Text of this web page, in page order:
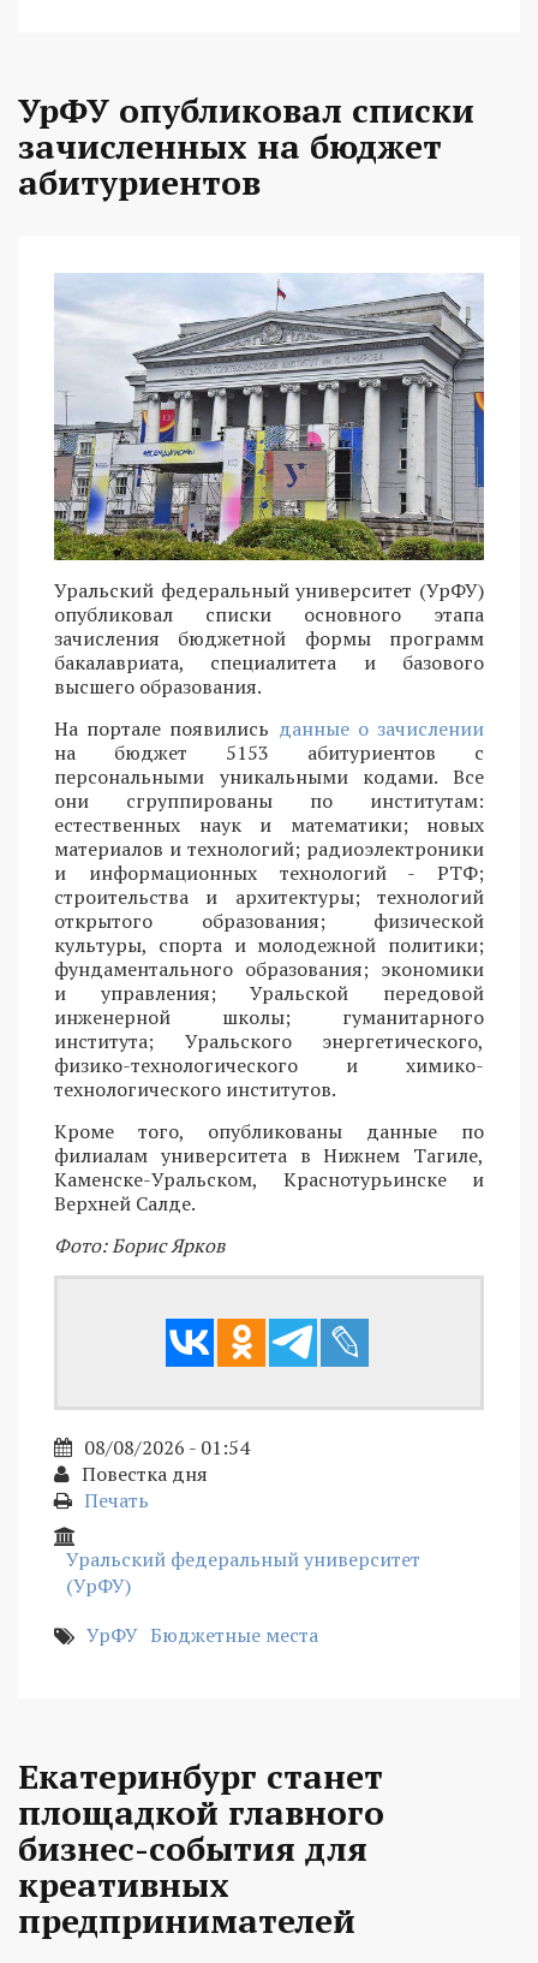
УрФУ опубликовал списки
зачисленных на бюджет
абитуриентов
Уральский федеральный университет (УрФУ)
опубликовал списки основного этапа
зачисления бюджетной формы программ
бакалавриата, специалитета и базового
высшего образования.
На портале появились данные о зачислении
на бюджет 5153 абитуриентов с
персональными уникальными кодами. Все
они сгруппированы по институтам:
естественных наук и математики; новых
материалов и технологий; радиоэлектроники
и информационных технологий - РТФ;
строительства и архитектуры; технологий
открытого образования; физической
культуры, спорта и молодежной политики;
фундаментального образования; экономики
и управления; Уральской передовой
инженерной школы; гуманитарного
института; Уральского энергетического,
физико-технологического и химико-
технологического институтов.
Кроме того, опубликованы данные по
филиалам университета в Нижнем Тагиле,
Каменске-Уральском, Краснотурьинске и
Верхней Салде.
Фото: Борис Ярков
08/08/2026 - 01:54
Повестка дня
Печать
Уральский федеральный университет
(УрФУ)
УрФУ Бюджетные места
Екатеринбург станет
площадкой главного
бизнес-события для
креативных
предпринимателей